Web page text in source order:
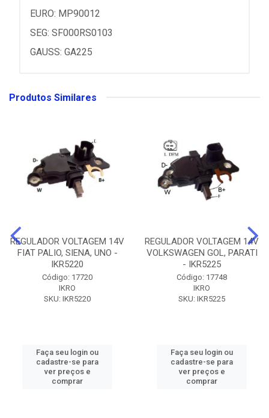
EURO: MP90012
SEG: SF000RS0103
GAUSS: GA225
Produtos Similares
REGULADOR VOLTAGEM 14V
FIAT PALIO, SIENA, UNO -
IKR5220
Código: 17720
IKRO
SKU: IKR5220
Faça seu login ou
cadastre-se para
ver preços e
comprar
REGULADOR VOLTAGEM 14V
VOLKSWAGEN GOL, PARATI
- IKR5225
Código: 17748
IKRO
SKU: IKR5225
Faça seu login ou
cadastre-se para
ver preços e
comprar